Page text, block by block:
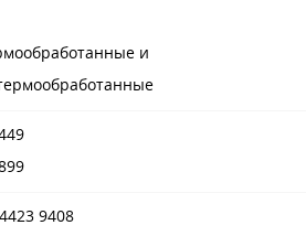
и
9408